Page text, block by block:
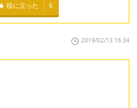
役に立った 6
2019/02/13 16:34